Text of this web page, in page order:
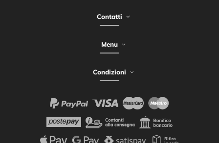
Contatti
Menu
Condizioni